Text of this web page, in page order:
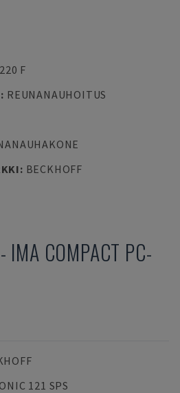
F
: REUNANAUHOITUS
: BECKHOFF
- IMA COMPACT PC-
121 SPS